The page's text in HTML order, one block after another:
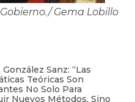
Gema Lobillo
Sanz: “Las
Teóricas Son
No Solo Para
Nuevos Métodos, Sino